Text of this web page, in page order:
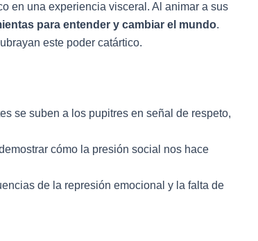
en una experiencia visceral. Al animar a sus
para entender y cambiar el mundo.
este poder catártico.
se suben a los pupitres en señal de respeto,
cómo la presión social nos hace
de la represión emocional y la falta de